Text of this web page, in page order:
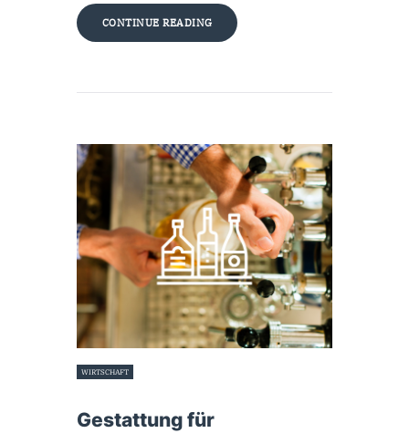
CONTINUE READING
WIRTSCHAFT
Gestattung für